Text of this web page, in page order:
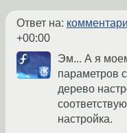
Ответ на:
+00:00
Эм... А я
параметров
дерево
настройка.